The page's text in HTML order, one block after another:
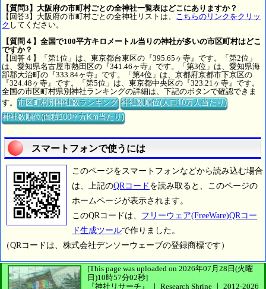
【質問3】大阪府の市町村ごとの全神社一覧表はどこにありますか？
【回答3】大阪府の市町村ごとの全神社リストは、
こちらのリンクをクリッ
ク してください。
【質問４】全国で100平方キロメートル当りの神社が多いの市区町村はどこ
ですか？
【回答４】「第1位」は、東京都台東区の『395.65ヶ寺』です。「第2位」
は、愛知県名古屋市熱田区の『341.46ヶ寺』です。「第3位」は、愛知県海
部郡大治町の『333.84ヶ寺』です。「第4位」は、京都府京都市下京区の
『324.48ヶ寺』です。「第5位」は、東京都中央区の『323.21ヶ寺』です。
全国の市区町村県別神社ランキングの詳細は、下記のボタンで確認できま
す。市区町村別神社数ランキング 神社数順位(人口10万人当たり)
神社数順位(面積100平方Km当たり)
スマートフォンで使うには
このページをスマートフォンなどから読み込む場合
は、上記のQRコード を読み取ると、このページの
ホームページが表示されます。
このQRコードは、 フリーウェア(FreeWare)QRコー
ド生成ツールで作りました。
（QRコードは、株式会社デンソーウェーブの登録商標です）
[This page was uploaded on 2026年07月28日(火曜
日)10時57分02秒]
『神社リサーチ』 ｜ Research Shrine ｜ 2012-2026